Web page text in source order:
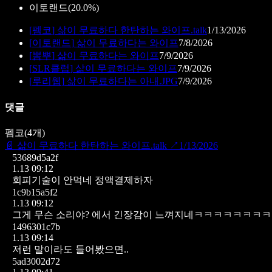
이토랜드(20.0%)
[펨코] 삶이 무료하다 한탄하는 와이프.talk1/13/2026
[이토랜드] 삶이 무료하다는 와이프7/8/2026
[뽐뿌] 삶이 무료하다는 와이프7/9/2026
[SLR클럽] 삶이 무료하다는 와이프7/9/2026
[루리웹] 삶이 무료하다는 아내.JPG7/9/2026
댓글
펨코(4개)
📄 삶이 무료하다 한탄하는 와이프.talk ↗ 1/13/2026
53689d5a2f
1.13 09:12
회피기술이 안먹네 정액결제하자
1c9b15a5f2
1.13 09:12
그게 무슨 소리야? 에서 긴장감이 느껴지네ㅋㅋㅋㅋㅋㅋㅋ
1496301c7b
1.13 09:14
저런 말이라도 들어봤으면..
5ad3002d72